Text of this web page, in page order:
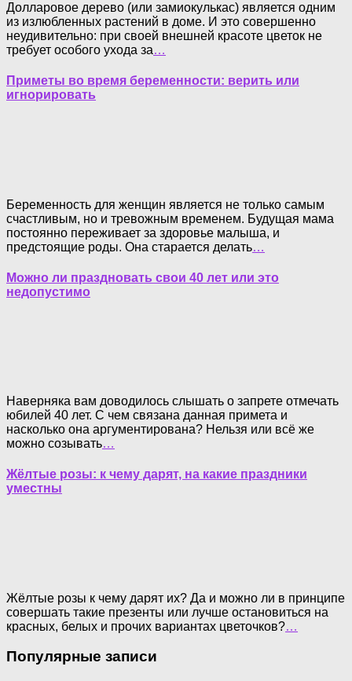
Долларовое дерево (или замиокулькас) является одним
из излюбленных растений в доме. И это совершенно
неудивительно: при своей внешней красоте цветок не
требует особого ухода за…
Приметы во время беременности: верить или
игнорировать
Беременность для женщин является не только самым
счастливым, но и тревожным временем. Будущая мама
постоянно переживает за здоровье малыша, и
предстоящие роды. Она старается делать…
Можно ли праздновать свои 40 лет или это
недопустимо
Наверняка вам доводилось слышать о запрете отмечать
юбилей 40 лет. С чем связана данная примета и
насколько она аргументирована? Нельзя или всё же
можно созывать…
Жёлтые розы: к чему дарят, на какие праздники
уместны
Жёлтые розы к чему дарят их? Да и можно ли в принципе
совершать такие презенты или лучше остановиться на
красных, белых и прочих вариантах цветочков?…
Популярные записи